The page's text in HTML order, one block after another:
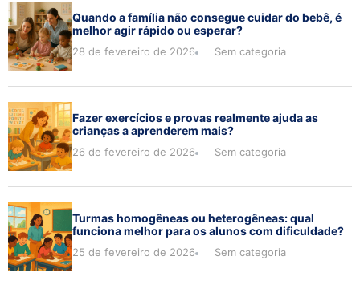
Quando a família não consegue cuidar do bebê, é
melhor agir rápido ou esperar?
28 de fevereiro de 2026 Sem categoria
Fazer exercícios e provas realmente ajuda as
crianças a aprenderem mais?
26 de fevereiro de 2026 Sem categoria
Turmas homogêneas ou heterogêneas: qual
funciona melhor para os alunos com dificuldade?
25 de fevereiro de 2026 Sem categoria